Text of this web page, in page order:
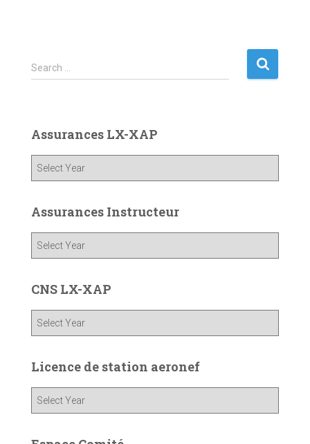
S
e
h
f
r
Search …
Assurances LX-XAP
Assurances Instructeur
CNS LX-XAP
Licence de station aeronef